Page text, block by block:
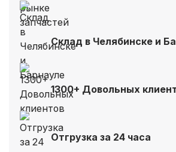
Склад в Челябинске и
1300+ Довольных
Отгрузка за 24 часа